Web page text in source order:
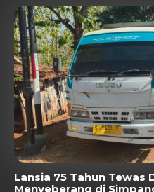
Lansia 75 Tahun Tewas
Menyeberang di